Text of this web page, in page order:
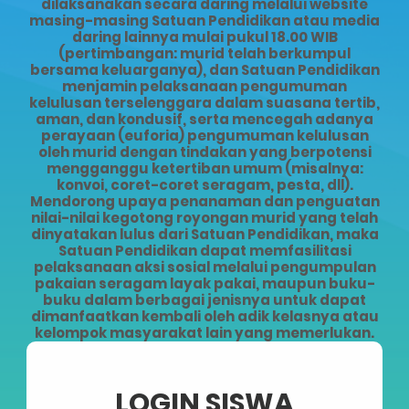
dilaksanakan secara daring melalui website
masing-masing Satuan Pendidikan atau media
daring lainnya mulai pukul 18.00 WIB
(pertimbangan: murid telah berkumpul
bersama keluarganya), dan Satuan Pendidikan
menjamin pelaksanaan pengumuman
kelulusan terselenggara dalam suasana tertib,
aman, dan kondusif, serta mencegah adanya
perayaan (euforia) pengumuman kelulusan
oleh murid dengan tindakan yang berpotensi
mengganggu ketertiban umum (misalnya:
konvoi, coret-coret seragam, pesta, dll).
Mendorong upaya penanaman dan penguatan
nilai-nilai kegotong royongan murid yang telah
dinyatakan lulus dari Satuan Pendidikan, maka
Satuan Pendidikan dapat memfasilitasi
pelaksanaan aksi sosial melalui pengumpulan
pakaian seragam layak pakai, maupun buku-
buku dalam berbagai jenisnya untuk dapat
dimanfaatkan kembali oleh adik kelasnya atau
kelompok masyarakat lain yang memerlukan.